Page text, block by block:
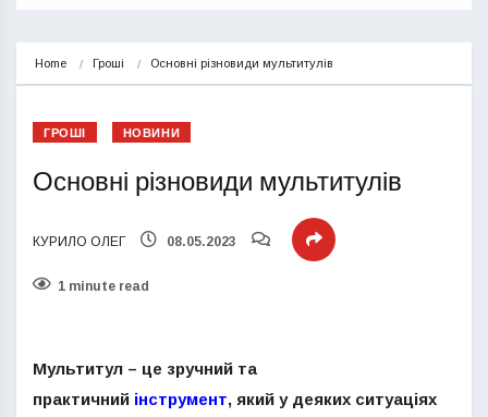
Home Гроші Основні різновиди мультитулів
ГРОШІ НОВИНИ
Основні різновиди мультитулів
КУРИЛО ОЛЕГ 08.05.2023
1 minute read
Мультитул – це зручний та
практичний інструмент, який у деяких ситуаціях